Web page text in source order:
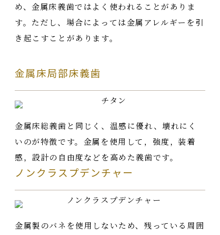
め、金属床義歯ではよく使われることがありま
す。ただし、場合によっては金属アレルギーを引
き起こすことがあります。
金属床局部床義歯
金属床総義歯と同じく、温感に優れ、壊れにく
いのが特徴です。金属を使用して，強度，装着
感，設計の自由度などを高めた義歯です。
ノンクラスプデンチャー
金属製のバネを使用しないため、残っている周囲